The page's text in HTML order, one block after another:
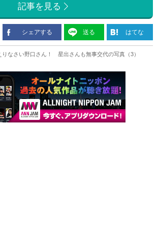
記事を見る
シェアする 送る はてな
りなさい野口さん！ 星出さんも無事交代の写真（3）